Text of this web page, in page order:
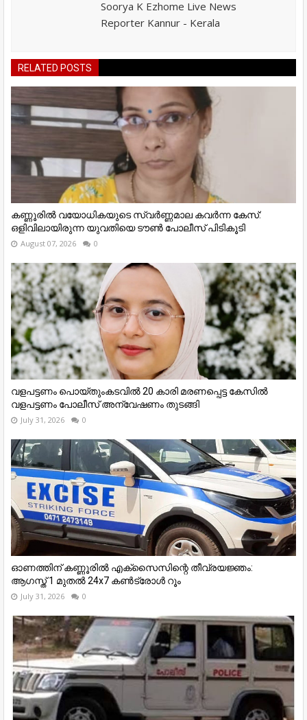
Soorya K Ezhome Live News
Reporter Kannur - Kerala
RELATED POSTS
കണ്ണൂരിൽ വയോധികയുടെ സ്വർണ്ണമാല കവർന്ന കേസ്:
ഒളിവിലായിരുന്ന യുവതിയെ ടൗൺ പോലീസ് പിടികൂടി
August 07, 2026 0
വളപട്ടണം പൊയ്തുംകടവിൽ 20 കാരി മരണപ്പെട്ട കേസിൽ
വളപട്ടണം പോലീസ് അന്വേഷണം തുടങ്ങി
July 31, 2026 0
ഓണത്തിന് കണ്ണൂരില്‍ എക്സൈസിന്റെ തീവ്രയജ്ഞം:
ആഗസ്ത് 1 മുതല്‍ 24x7 കണ്‍ട്രോള്‍ റൂം
July 31, 2026 0